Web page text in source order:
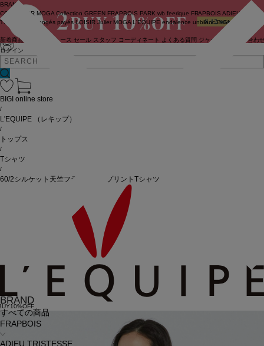
ログイン
BRAND
COUTURIER MOGA Collection GREEN FRAPBOIS PARK wb feerique FRAPBOIS ADIEU
TRISTESSE
congés payés LOISIR Julier MOGA L'EQUIPE endalence unbilanc BIGI online store
新着商品 ニュース セール スタッフ コーディネート よくある質問 ジャーナル お問い合わ
BRAND
すべての商品
FRAPBOIS
ADIEU TRISTESSE
BIGI online store
/
L'EQUIPE （レキップ）
/
トップス
/
Tシャツ
/
60/2シルケット天竺フラワーロゴプリントTシャツ